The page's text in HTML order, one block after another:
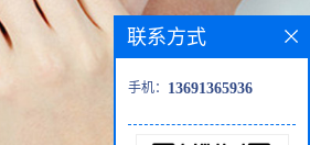
联系方式
手机： 13691365936